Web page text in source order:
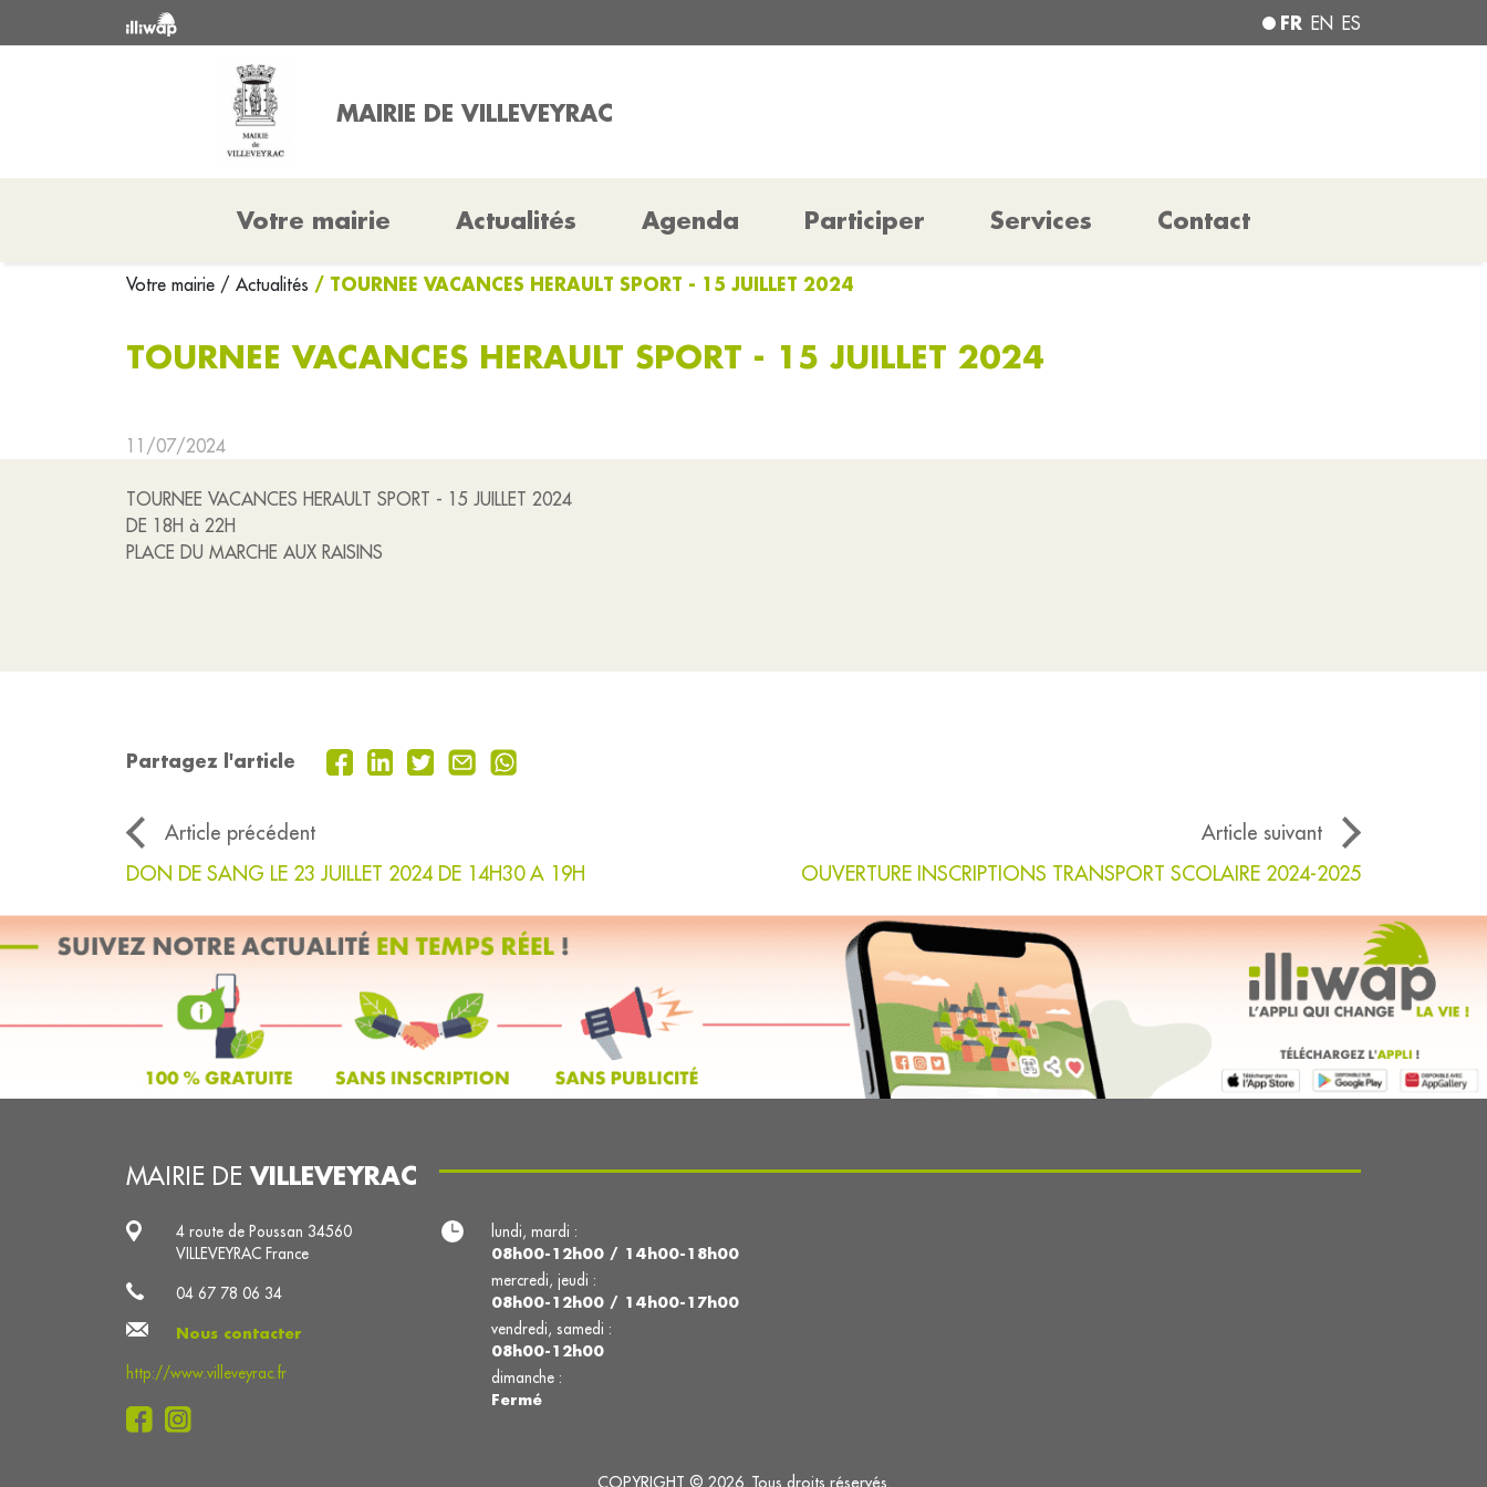
FR EN ES
MAIRIE DE VILLEVEYRAC
Votre mairie Actualités Agenda Participer Services Contact
Votre mairie / Actualités / TOURNEE VACANCES HERAULT SPORT - 15 JUILLET 2024
TOURNEE VACANCES HERAULT SPORT - 15 JUILLET 2024
11/07/2024
TOURNEE VACANCES HERAULT SPORT - 15 JUILLET 2024
DE 18H à 22H
PLACE DU MARCHE AUX RAISINS
Partagez l'article
Article précédent
Article suivant
DON DE SANG LE 23 JUILLET 2024 DE 14H30 A 19H
OUVERTURE INSCRIPTIONS TRANSPORT SCOLAIRE 2024-2025
MAIRIE DE VILLEVEYRAC
4 route de Poussan 34560
VILLEVEYRAC France
04 67 78 06 34
Nous contacter
http://www.villeveyrac.fr
lundi, mardi :
08h00-12h00 / 14h00-18h00
mercredi, jeudi :
08h00-12h00 / 14h00-17h00
vendredi, samedi :
08h00-12h00
dimanche :
Fermé